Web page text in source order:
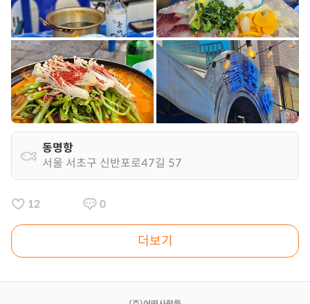
동명항
서울 서초구 신반포로47길 57
12 0
더보기